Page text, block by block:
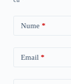
Nume *
Email *